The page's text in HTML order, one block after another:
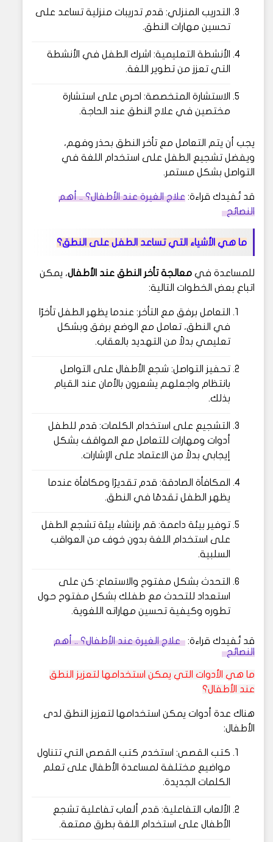
التدريب المنزلي: قدم تدريبات منزلية تساعد على
تحسين مهارات النطق.
الأنشطة التعليمية: اشرك الطفل في الأنشطة
التي تعزز من تطوير اللغة.
الاستشارة المتخصصة: احرص على استشارة
مختصين في علاج النطق عند الحاجة.
يجب أن يتم التعامل مع تأخر النطق بحذر وفهم،
ويفضل تشجيع الطفل على استخدام اللغة في
التواصل بشكل مستمر.
قد تُفيدك قراءة: علاج الغيرة عند الأطفال؟ .. أهم
النصائح
ما هي الأشياء التي تساعد الطفل على النطق؟
للمساعدة في معالجة تأخر النطق عند الأطفال، يمكن
اتباع بعض الخطوات التالية:
التعامل برفق مع التأخر: عندما يظهر الطفل تأخرًا
في النطق، تعامل مع الوضع برفق وبشكل
تعليمي بدلاً من التهديد بالعقاب.
تحفيز التواصل: شجع الأطفال على التواصل
بانتظام واجعلهم يشعرون بالأمان عند القيام
بذلك.
التشجيع على استخدام الكلمات: قدم للطفل
أدوات ومهارات للتعامل مع المواقف بشكل
إيجابي بدلاً من الاعتماد على الإشارات.
المكافأة الصادقة: قدم تقديرًا ومكافأة عندما
يظهر الطفل تقدمًا في النطق.
توفير بيئة داعمة: قم بإنشاء بيئة تشجع الطفل
على استخدام اللغة بدون خوف من العواقب
السلبية.
التحدث بشكل مفتوح والاستماع: كن على
استعداد للتحدث مع طفلك بشكل مفتوح حول
تطوره وكيفية تحسين مهاراته اللغوية.
قد تُفيدك قراءة: علاج الغيرة عند الأطفال؟ .. أهم
النصائح
ما هي الأدوات التي يمكن استخدامها لتعزيز النطق
عند الأطفال؟
هناك عدة أدوات يمكن استخدامها لتعزيز النطق لدى
الأطفال:
كتب القصص: استخدم كتب القصص التي تتناول
مواضيع مختلفة لمساعدة الأطفال على تعلم
الكلمات الجديدة.
الألعاب التفاعلية: قدم ألعاب تفاعلية تشجع
الأطفال على استخدام اللغة بطرق ممتعة.